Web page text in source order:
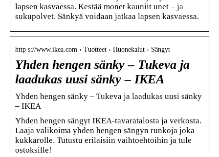
lapsen kasvaessa. Kestää monet kauniit unet – ja
sukupolvet. Sänkyä voidaan jatkaa lapsen kasvaessa.
http s://www.ikea.com › Tuotteet › Huonekalut › Sängyt
Yhden hengen sänky – Tukeva ja
laadukas uusi sänky – IKEA
Yhden hengen sänky – Tukeva ja laadukas uusi sänky
– IKEA
Yhden hengen sängyt IKEA-tavaratalosta ja verkosta.
Laaja valikoima yhden hengen sängyn runkoja joka
kukkarolle. Tutustu erilaisiin vaihtoehtoihin ja tule
ostoksille!